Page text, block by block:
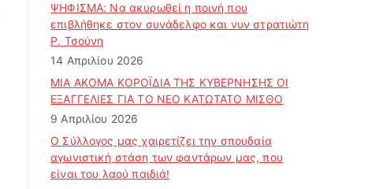
ΨΗΦΙΣΜΑ: Να ακυρωθεί η ποινή που
επιβλήθηκε στον συνάδελφο και νυν στρατιώτη
Ρ. Τσούνη
14 Απριλίου 2026
ΜΙΑ ΑΚΟΜΑ ΚΟΡΟΪΔΙΑ ΤΗΣ ΚΥΒΕΡΝΗΣΗΣ ΟΙ
ΕΞΑΓΓΕΛΙΕΣ ΓΙΑ ΤΟ ΝΕΟ ΚΑΤΩΤΑΤΟ ΜΙΣΘΟ
9 Απριλίου 2026
Ο Σύλλογος μας χαιρετίζει την σπουδαία
αγωνιστική στάση των φαντάρων μας, που
είναι του λαού παιδιά!